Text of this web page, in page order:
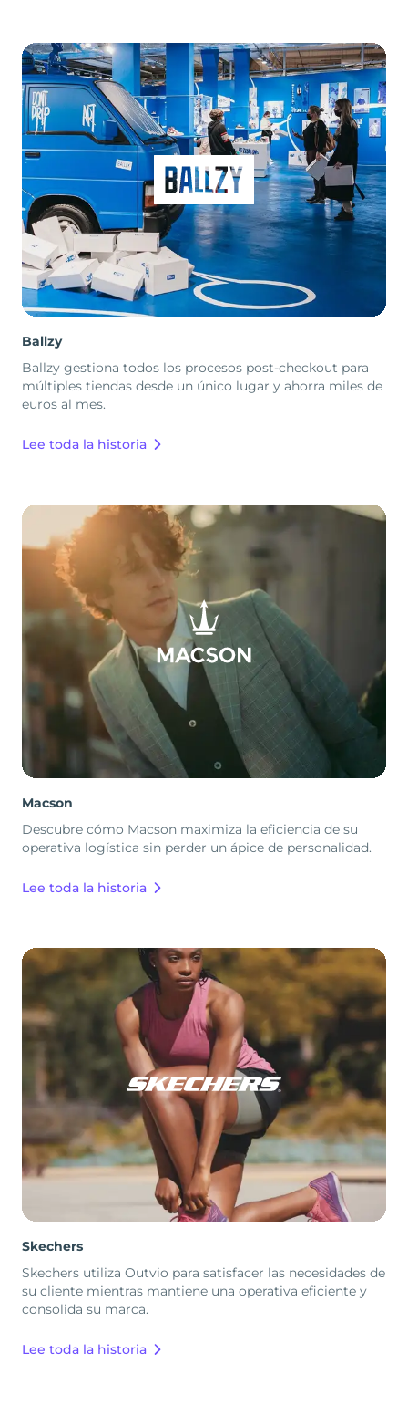
Ballzy
Ballzy gestiona todos los procesos post-checkout para
múltiples tiendas desde un único lugar y ahorra miles de
euros al mes.
Lee toda la historia
Macson
Descubre cómo Macson maximiza la eficiencia de su
operativa logística sin perder un ápice de personalidad.
Lee toda la historia
Skechers
Skechers utiliza Outvio para satisfacer las necesidades de
su cliente mientras mantiene una operativa eficiente y
consolida su marca.
Lee toda la historia